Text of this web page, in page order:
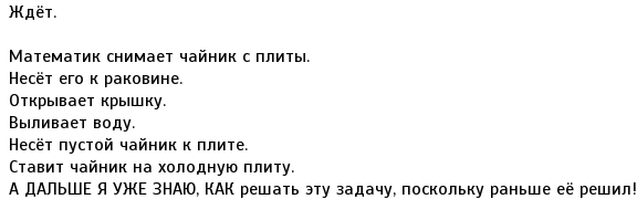
Ждёт.
Математик снимает чайник с плиты.
Несёт его к раковине.
Открывает крышку.
Выливает воду.
Несёт пустой чайник к плите.
Ставит чайник на холодную плиту.
А ДАЛЬШЕ Я УЖЕ ЗНАЮ, КАК решать эту задачу, поскольку раньше её решил!